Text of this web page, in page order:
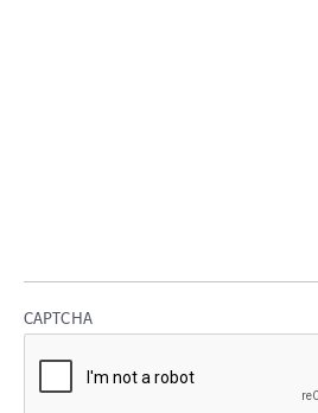
CAPTCHA